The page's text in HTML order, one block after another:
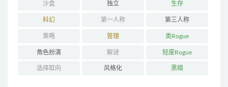
沙盒 独立 生存
科幻 第一人称 第三人称
策略 管理 类Rogue
角色扮演 解谜 轻度Rogue
选择取向 风格化 黑暗